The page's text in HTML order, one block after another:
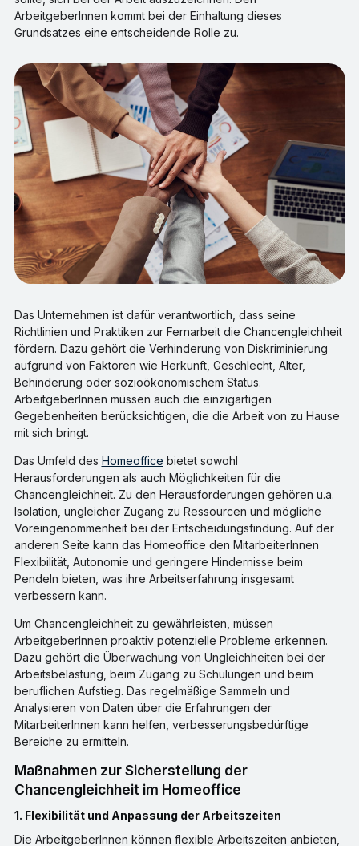
ArbeitgeberInnen kommt bei der Einhaltung dieses
Grundsatzes eine entscheidende Rolle zu.
Das Unternehmen ist dafür verantwortlich, dass seine
Richtlinien und Praktiken zur Fernarbeit die Chancengleichheit
fördern. Dazu gehört die Verhinderung von Diskriminierung
aufgrund von Faktoren wie Herkunft, Geschlecht, Alter,
Behinderung oder sozioökonomischem Status.
ArbeitgeberInnen müssen auch die einzigartigen
Gegebenheiten berücksichtigen, die die Arbeit von zu Hause
mit sich bringt.
Das Umfeld des Homeoffice bietet sowohl
Herausforderungen als auch Möglichkeiten für die
Chancengleichheit. Zu den Herausforderungen gehören u.a.
Isolation, ungleicher Zugang zu Ressourcen und mögliche
Voreingenommenheit bei der Entscheidungsfindung. Auf der
anderen Seite kann das Homeoffice den MitarbeiterInnen
Flexibilität, Autonomie und geringere Hindernisse beim
Pendeln bieten, was ihre Arbeitserfahrung insgesamt
verbessern kann.
Um Chancengleichheit zu gewährleisten, müssen
ArbeitgeberInnen proaktiv potenzielle Probleme erkennen.
Dazu gehört die Überwachung von Ungleichheiten bei der
Arbeitsbelastung, beim Zugang zu Schulungen und beim
beruflichen Aufstieg. Das regelmäßige Sammeln und
Analysieren von Daten über die Erfahrungen der
MitarbeiterInnen kann helfen, verbesserungsbedürftige
Bereiche zu ermitteln.
Maßnahmen zur Sicherstellung der
Chancengleichheit im Homeoffice
1. Flexibilität und Anpassung der Arbeitszeiten
Die ArbeitgeberInnen können flexible Arbeitszeiten anbieten,